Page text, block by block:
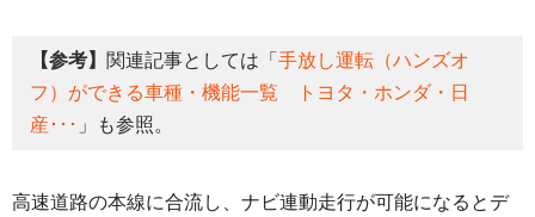
【参考】 関連記事としては「 手放し運転（ハンズオ
フ）ができる車種・機能一覧 トヨタ・ホンダ・日
産･･･ 」も参照。
高速道路の本線に合流し、ナビ連動走行が可能になるとデ